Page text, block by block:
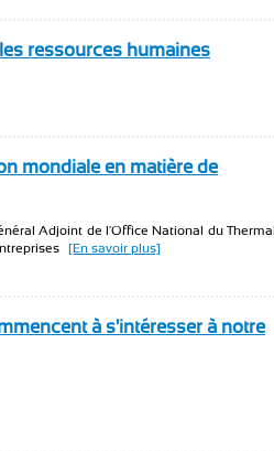
ressources humaines
mondiale en matière de
Adjoint de l'Office National du
[En savoir plus]
à s'intéresser à notre